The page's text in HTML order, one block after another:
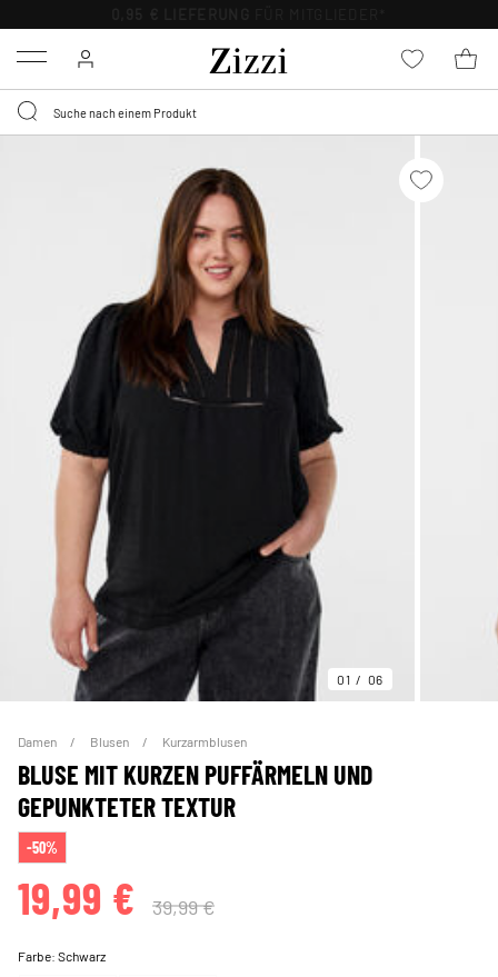
Menu
01 06
Damen Blusen Kurzarmblusen
BLUSE MIT KURZEN PUFFÄRMELN UND
GEPUNKTETER TEXTUR
-50%
19,99 € 39,99 €
Farbe:Schwarz